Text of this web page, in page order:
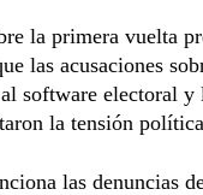
la primera vuelta
las acusaciones
software electoral y
la tensión
las denuncias